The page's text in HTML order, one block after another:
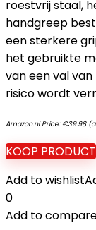
roestvrij staal,
handgreep
een sterkere
het gebruikte
van een val
risico wordt
Amazon.nl Price: €39.98
KOOP PRODUCT
Add to wishlist
0
Add to